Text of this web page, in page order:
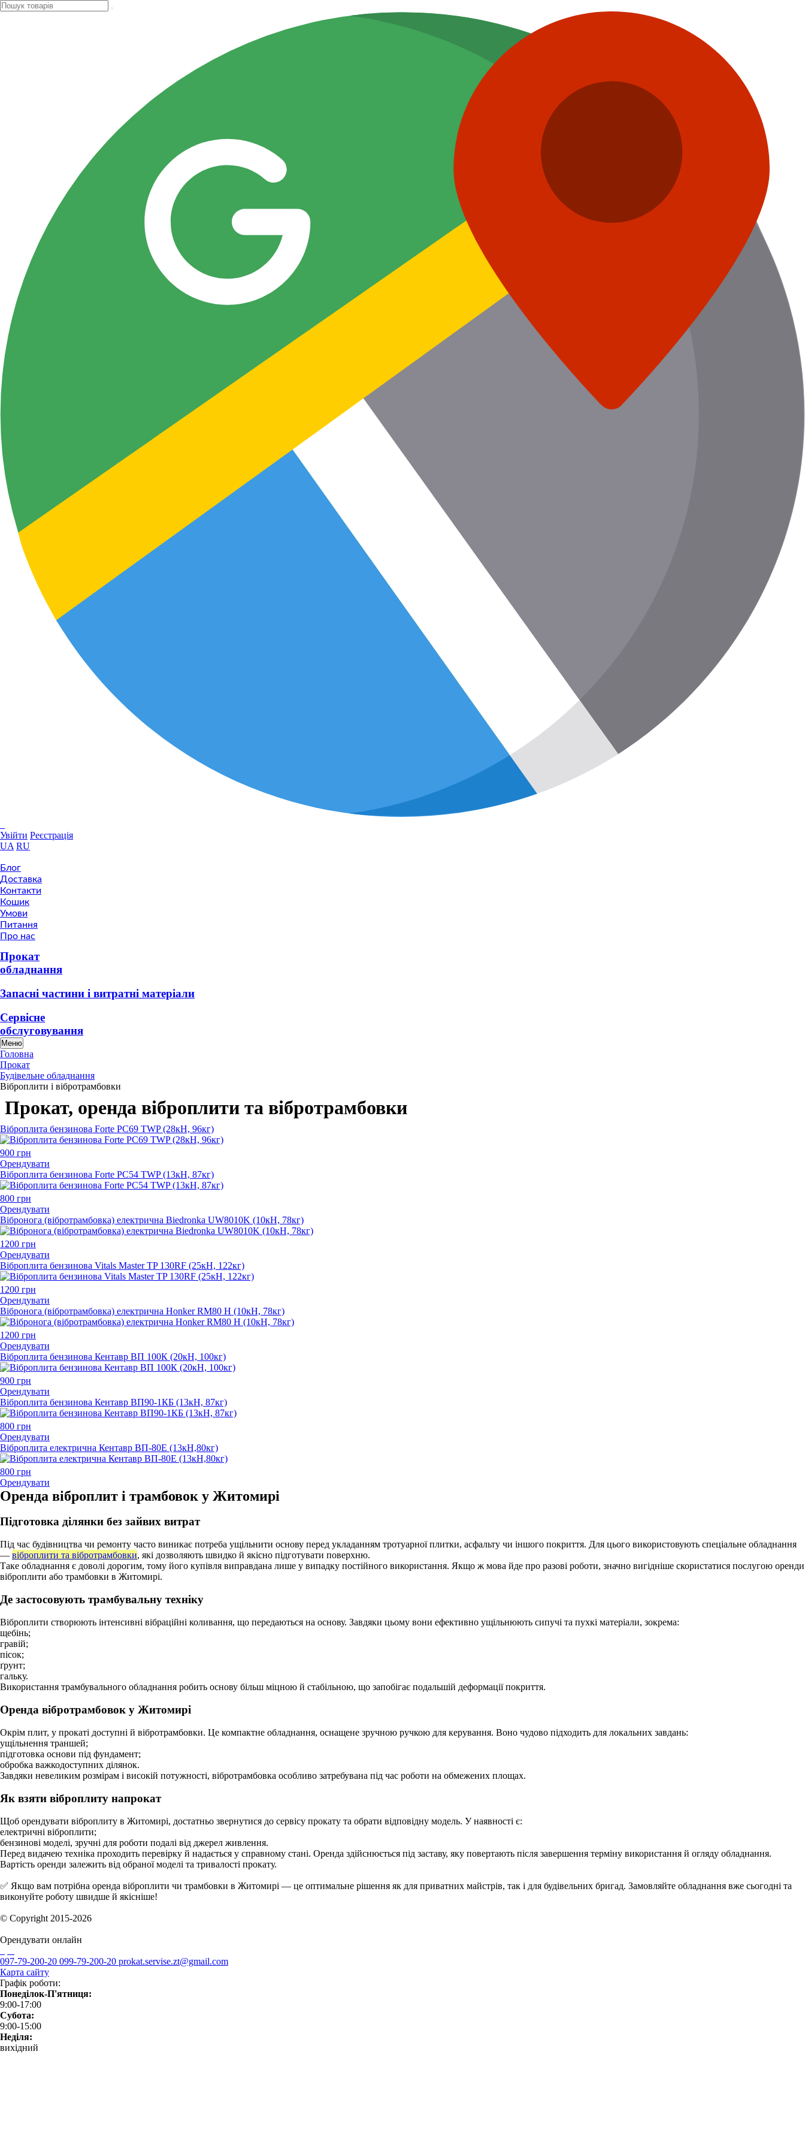
Увійти Реєстрація
UA RU
Блог
Доставка
Контакти
Кошик
Умови
Питання
Про нас
Прокат
обладнання
Запасні частини i витратні матеріали
Сервісне
обслуговування
Меню
Головна
Прокат
Будівельне обладнання
Віброплити і вібротрамбовки
Прокат, оренда віброплити та вібротрамбовки
Віброплита бензинова Forte PC69 TWP (28кН, 96кг)
900 грн
Орендувати
Віброплита бензинова Forte PC54 TWP (13кН, 87кг)
800 грн
Орендувати
Вібронога (вібротрамбовка) електрична Biedronka UW8010K (10кН, 78кг)
1200 грн
Орендувати
Віброплита бензинова Vitals Master TP 130RF (25кН, 122кг)
1200 грн
Орендувати
Вібронога (вібротрамбовка) електрична Honker RM80 H (10кН, 78кг)
1200 грн
Орендувати
Віброплита бензинова Кентавр ВП 100К (20кН, 100кг)
900 грн
Орендувати
Віброплита бензинова Кентавр ВП90-1КБ (13кН, 87кг)
800 грн
Орендувати
Віброплита електрична Кентавр ВП-80Е (13кН,80кг)
800 грн
Орендувати
Оренда віброплит і трамбовок у Житомирі
Підготовка ділянки без зайвих витрат
Під час будівництва чи ремонту часто виникає потреба ущільнити основу перед укладанням тротуарної плитки, асфальту чи іншого покриття. Для цього використовують спеціальне обладнання
— віброплити та вібротрамбовки, які дозволяють швидко й якісно підготувати поверхню.
Таке обладнання є доволі дорогим, тому його купівля виправдана лише у випадку постійного використання. Якщо ж мова йде про разові роботи, значно вигідніше скористатися послугою оренди
віброплити або трамбовки в Житомирі.
Де застосовують трамбувальну техніку
Віброплити створюють інтенсивні вібраційні коливання, що передаються на основу. Завдяки цьому вони ефективно ущільнюють сипучі та пухкі матеріали, зокрема:
щебінь;
гравій;
пісок;
ґрунт;
гальку.
Використання трамбувального обладнання робить основу більш міцною й стабільною, що запобігає подальшій деформації покриття.
Оренда вібротрамбовок у Житомирі
Окрім плит, у прокаті доступні й вібротрамбовки. Це компактне обладнання, оснащене зручною ручкою для керування. Воно чудово підходить для локальних завдань:
ущільнення траншей;
підготовка основи під фундамент;
обробка важкодоступних ділянок.
Завдяки невеликим розмірам і високій потужності, вібротрамбовка особливо затребувана під час роботи на обмежених площах.
Як взяти віброплиту напрокат
Щоб орендувати віброплиту в Житомирі, достатньо звернутися до сервісу прокату та обрати відповідну модель. У наявності є:
електричні віброплити;
бензинові моделі, зручні для роботи подалі від джерел живлення.
Перед видачею техніка проходить перевірку й надається у справному стані. Оренда здійснюється під заставу, яку повертають після завершення терміну використання й огляду обладнання.
Вартість оренди залежить від обраної моделі та тривалості прокату.
✅ Якщо вам потрібна оренда віброплити чи трамбовки в Житомирі — це оптимальне рішення як для приватних майстрів, так і для будівельних бригад. Замовляйте обладнання вже сьогодні та
виконуйте роботу швидше й якісніше!
© Copyright 2015-2026
Орендувати онлайн
097-79-200-20 099-79-200-20 prokat.servise.zt@gmail.com
Карта сайту
Графік роботи:
Понеділок-П'ятниця:
9:00-17:00
Субота:
9:00-15:00
Неділя:
вихідний